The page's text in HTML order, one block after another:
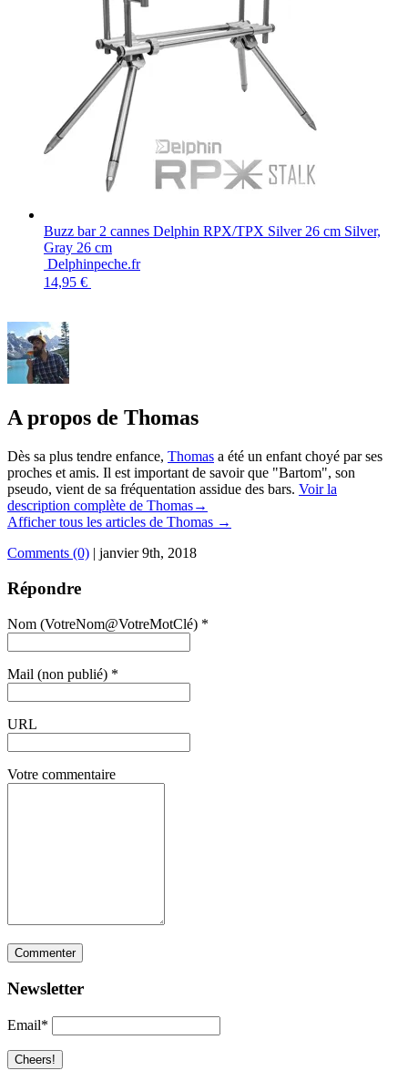
Buzz bar 2 cannes Delphin RPX/TPX Silver 26 cm Silver,
Gray 26 cm
Delphinpeche.fr
14,95 €
A propos de Thomas
Dès sa plus tendre enfance, Thomas a été un enfant choyé par ses
proches et amis. Il est important de savoir que "Bartom", son
pseudo, vient de sa fréquentation assidue des bars. Voir la
description complète de Thomas→
Afficher tous les articles de Thomas →
Comments (0) | janvier 9th, 2018
Répondre
Nom (VotreNom@VotreMotClé) *
Mail (non publié) *
URL
Votre commentaire
Newsletter
Email*